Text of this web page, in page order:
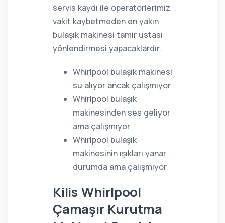
servis kaydı ile operatörlerimiz
vakit kaybetmeden en yakın
bulaşık makinesi tamir ustası
yönlendirmesi yapacaklardır.
Whirlpool bulaşık makinesi
su alıyor ancak çalışmıyor
Whirlpool bulaşık
makinesinden ses geliyor
ama çalışmıyor
Whirlpool bulaşık
makinesinin ışıkları yanar
durumda ama çalışmıyor
Kilis Whirlpool
Çamaşır Kurutma